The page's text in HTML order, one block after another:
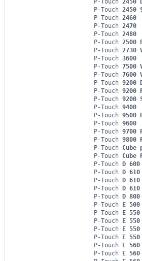
P-Touch 2450
P-Touch 2450
P-Touch 2460
P-Touch 2470
P-Touch 2480
P-Touch 2500
P-Touch 2730
P-Touch 3600
P-Touch 7500
P-Touch 7600
P-Touch 9200
P-Touch 9200
P-Touch 9200
P-Touch 9400
P-Touch 9500
P-Touch 9600
P-Touch 9700
P-Touch 9800
P-Touch Cube
P-Touch Cube
P-Touch D 600
P-Touch D 610
P-Touch D 610
P-Touch D
P-Touch D 800
P-Touch E 500
P-Touch E
P-Touch E 550
P-Touch E 550
P-Touch E 550
P-Touch E 560
P-Touch E 560